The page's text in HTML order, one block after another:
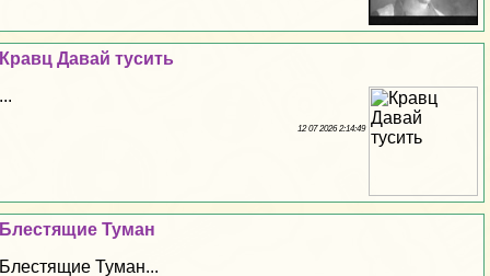
Кравц Давай тусить
...
12 07 2026 2:14:49
Блестящие Туман
Блестящие Туман...